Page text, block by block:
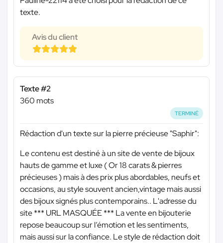
texte.
Avis du client
Texte #2
360 mots
TERMINÉ
Rédaction d'un texte sur la pierre précieuse "Saphir":
Le contenu est destiné à un site de vente de bijoux
hauts de gamme et luxe ( Or 18 carats & pierres
précieuses ) mais à des prix plus abordables, neufs et
occasions, au style souvent ancien,vintage mais aussi
des bijoux signés plus contemporains.. L'adresse du
site*** URL MASQUÉE *** La vente en bijouterie
repose beaucoup sur l’émotion et les sentiments,
mais aussi sur la confiance. Le style de rédaction doit